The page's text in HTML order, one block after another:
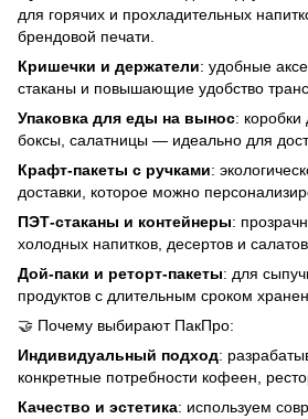
для горячих и прохладительных
брендовой печати.
Кришечки и держатели: удобные
стаканы и повышающие удобство
Упаковка для еды на вынос: коробки
боксы, салатницы — идеально для
Крафт-пакеты с ручками:
доставки, которое можно
ПЭТ-стаканы и контейнеры:
холодных напитков, десертов и салатов.
Дой-паки и реторт-пакеты: для
продуктов с длительным сроком
🤝 Почему выбирают ПакПро:
Индивидуальный подход:
конкретные потребности кофеен,
Качество и эстетика: используем